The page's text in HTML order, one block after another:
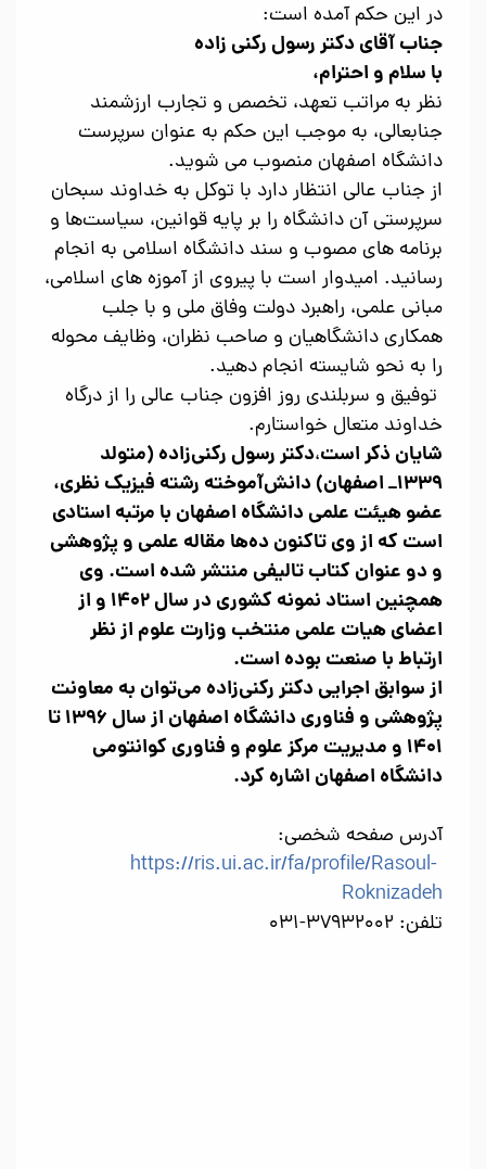
در این حکم آمده است:
جناب آقای دکتر رسول رکنی زاده
با سلام و احترام،
نظر به مراتب تعهد، تخصص و تجارب ارزشمند
جنابعالی، به موجب این حکم به عنوان سرپرست
دانشگاه اصفهان منصوب می شوید.
از جناب عالی انتظار دارد با توکل به خداوند سبحان
سرپرستی آن دانشگاه را بر پایه قوانین، سیاست‌ها و
برنامه های مصوب و سند دانشگاه اسلامی به انجام
رسانید. امیدوار است با پیروی از آموزه های اسلامی،
مبانی علمی، راهبرد دولت وفاق ملی و با جلب
همکاری دانشگاهیان و صاحب نظران، وظایف محوله
را به نحو شایسته انجام دهید.
توفیق و سربلندی روز افزون جناب عالی را از درگاه
خداوند متعال خواستارم.
شایان ذکر است،دکتر رسول رکنی‌زاده (متولد
۱۳۳۹_ اصفهان) دانش‌آموخته رشته فیزیک نظری،
عضو هیئت علمی دانشگاه اصفهان با مرتبه استادی
است که از وی تاکنون ده‌ها مقاله علمی و پژوهشی
و دو عنوان کتاب تالیفی منتشر شده است. وی
همچنین استاد نمونه کشوری در سال۱۴۰۲ و از
اعضای هیات علمی منتخب وزارت علوم از نظر
ارتباط با صنعت بوده است.
از سوابق اجرایی دکتر رکنی‌زاده می‌توان به معاونت
پژوهشی و فناوری دانشگاه اصفهان از سال۱۳۹۶تا
۱۴۰۱ و مدیریت مرکز علوم و فناوری کوانتومی
دانشگاه اصفهان اشاره کرد.
آدرس صفحه شخصی:
https://ris.ui.ac.ir/fa/profile/Rasoul-
Roknizadeh
تلفن: 37932002-031